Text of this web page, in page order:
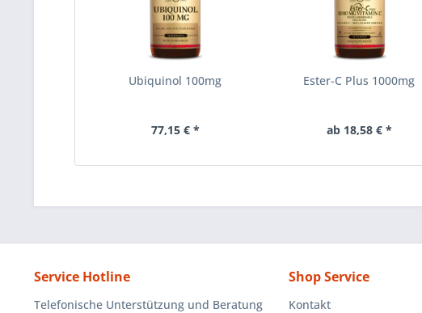
Ubiquinol 100mg
77,15 € *
Ester-C Plus 1000mg
ab 18,58 € *
Service Hotline
Telefonische Unterstützung und Beratung
Shop Service
Kontakt